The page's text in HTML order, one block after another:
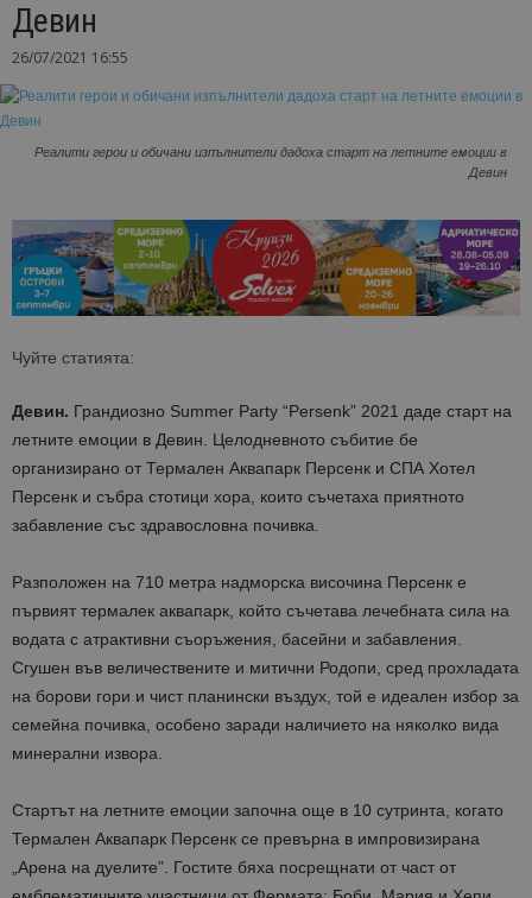
Девин
26/07/2021 16:55
Реалити герои и обичани изпълнители дадоха старт на летните емоции в
Девин
Чуйте статията:
Девин. Грандиозно Summer Party “Persenk” 2021 даде старт на
летните емоции в Девин. Целодневното събитие бе
организирано от Термален Аквапарк Персенк и СПА Хотел
Персенк и събра стотици хора, които съчетаха приятното
забавление със здравословна почивка.
Разположен на 710 метра надморска височина Персенк е
първият термалек аквапарк, който съчетава лечебната сила на
водата с атрактивни съоръжения, басейни и забавления.
Сгушен във величествените и митични Родопи, сред прохладата
на борови гори и чист планински въздух, той е идеален избор за
семейна почивка, особено заради наличието на няколко вида
минерални извора.
Стартът на летните емоции започна още в 10 сутринта, когато
Термален Аквапарк Персенк се превърна в импровизирана
„Арена на дуелите”. Гостите бяха посрещнати от част от